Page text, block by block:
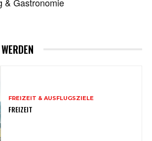
FREIZEIT & AUSFLUGSZIELE
FREIZEIT